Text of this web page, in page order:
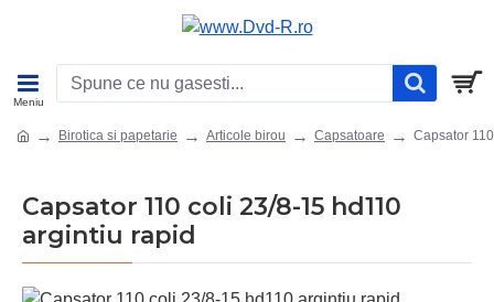
Birotica si papetarie Articole birou Capsatoare Capsator
Capsator 110 coli 23/8-15 hd110
argintiu rapid